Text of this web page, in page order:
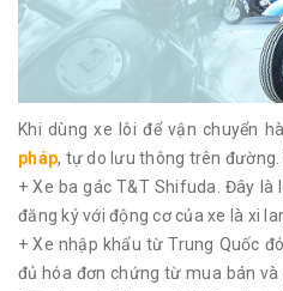
Khi dùng xe lôi để vận chuyển
pháp, tự do lưu thông trên đường.
+ Xe ba gác T&T Shifuda. Đây là
đăng ký với động cơ của xe là xi
+ Xe nhập khẩu từ Trung Quốc
đủ hóa đơn chứng từ mua bán